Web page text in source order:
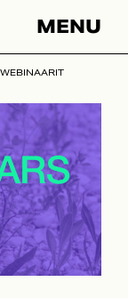
MENU